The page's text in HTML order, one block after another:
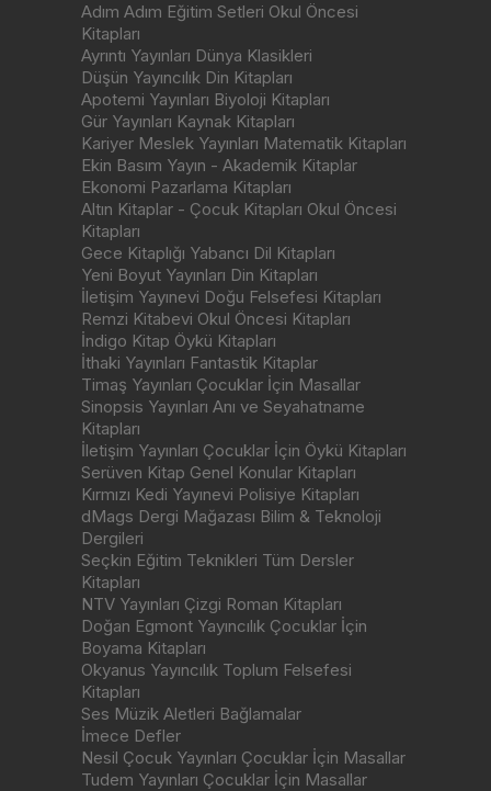
Adım Adım Eğitim Setleri Okul Öncesi
Kitapları
Ayrıntı Yayınları Dünya Klasikleri
Düşün Yayıncılık Din Kitapları
Apotemi Yayınları Biyoloji Kitapları
Gür Yayınları Kaynak Kitapları
Kariyer Meslek Yayınları Matematik Kitapları
Ekin Basım Yayın - Akademik Kitaplar
Ekonomi Pazarlama Kitapları
Altın Kitaplar - Çocuk Kitapları Okul Öncesi
Kitapları
Gece Kitaplığı Yabancı Dil Kitapları
Yeni Boyut Yayınları Din Kitapları
İletişim Yayınevi Doğu Felsefesi Kitapları
Remzi Kitabevi Okul Öncesi Kitapları
İndigo Kitap Öykü Kitapları
İthaki Yayınları Fantastik Kitaplar
Timaş Yayınları Çocuklar İçin Masallar
Sinopsis Yayınları Anı ve Seyahatname
Kitapları
İletişim Yayınları Çocuklar İçin Öykü Kitapları
Serüven Kitap Genel Konular Kitapları
Kırmızı Kedi Yayınevi Polisiye Kitapları
dMags Dergi Mağazası Bilim & Teknoloji
Dergileri
Seçkin Eğitim Teknikleri Tüm Dersler
Kitapları
NTV Yayınları Çizgi Roman Kitapları
Doğan Egmont Yayıncılık Çocuklar İçin
Boyama Kitapları
Okyanus Yayıncılık Toplum Felsefesi
Kitapları
Ses Müzik Aletleri Bağlamalar
İmece Defler
Nesil Çocuk Yayınları Çocuklar İçin Masallar
Tudem Yayınları Çocuklar İçin Masallar